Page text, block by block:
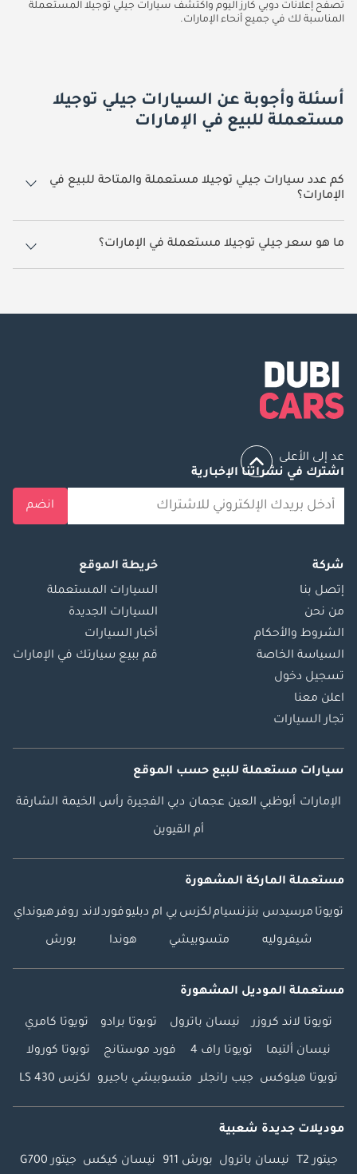
تصفح إعلانات دوبي كارز اليوم واكتشف سيارات جيلي توجيلا المستعملة
المناسبة لك في جميع أنحاء الإمارات.
أسئلة وأجوبة عن السيارات جيلي توجيلا
مستعملة للبيع في الإمارات
كم عدد سيارات جيلي توجيلا مستعملة والمتاحة للبيع في
الإمارات؟
4 سيارة جيلي توجيلا مستعملة متوفرة للبيع في الإمارات.
ما هو سعر جيلي توجيلا مستعملة في الإمارات؟
يبدأ سعر سيارة جيلي توجيلا مستعملة في الإمارات 72,000.
عد إلى الأعلى
اشترك في نشراتنا الإخبارية
انضم
شركة
إتصل بنا
من نحن
الشروط والأحكام
السياسة الخاصة
تسجيل دخول
اعلن معنا
تجار السيارات
خريطة الموقع
السيارات المستعملة
السيارات الجديدة
أخبار السيارات
قم ببيع سيارتك في الإمارات
سيارات مستعملة للبيع حسب الموقع
الإمارات أبوظبي العين عجمان دبي الفجيرة رأس الخيمة الشارقة
أم القيوين
مستعملة الماركة المشهورة
تويوتا مرسيدس بنزنسياملكزس بي ام دبليوفوردلاند روفرهيونداي
شيفروليه متسوبيشي هوندا بورش
مستعملة الموديل المشهورة
تويوتا لاند كروزر نيسان باترول تويوتا برادو تويوتا كامري
نيسان ألتيما تويوتا راف 4 فورد موستانج تويوتا كورولا
تويوتا هيلوكس جيب رانجلر متسوبيشي باجيرو لكزس LS 430
موديلات جديدة شعبية
جيتور T2 نيسان باترول بورش 911 نيسان كيكس جيتور G700